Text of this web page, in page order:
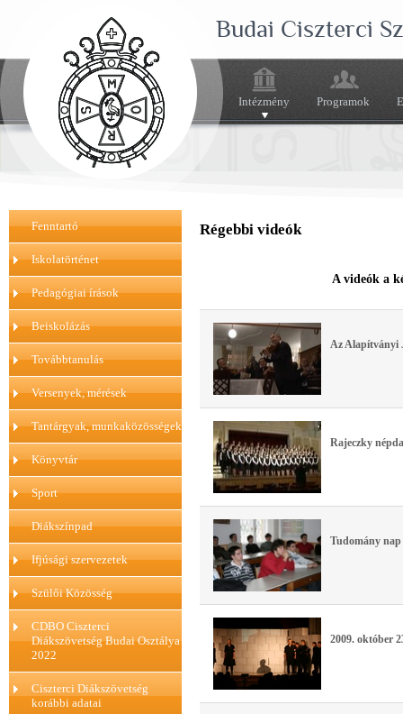
Budai Ciszterci
Intézmény Programok
Fenntartó
Iskolatörténet
Pedagógiai írások
Beiskolázás
Továbbtanulás
Versenyek, mérések
Tantárgyak, munkaközösségek
Könyvtár
Sport
Diákszínpad
Ifjúsági szervezetek
Szülői Közösség
CDBO Ciszterci
Diákszövetség Budai Osztálya
2022
Ciszterci Diákszövetség
korábbi adatai
Régebbi videók
A videók a
Az Alapítványi
Rajeczky
Tudomány
2009. október